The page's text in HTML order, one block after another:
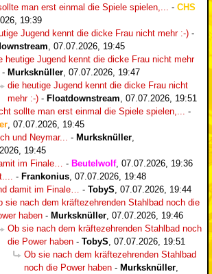
man erst einmal die Spiele spielen,...
- CHS
19:39
Jugend kennt die dicke Frau nicht mehr :-) -
07.07.2026, 19:45
heutige Jugend kennt die dicke Frau nicht mehr
- Murksknüller 07.07.2026, 19:47
die heutige Jugend kennt die dicke Frau nicht
mehr :-) - Floatdownstream 07.07.2026, 19:51
sollte man erst einmal die Spiele spielen,...
-
07.07.2026, 19:45
und Neymar...
- Murksknüller
19:45
im Finale…
- Beutelwolf, 07.07.2026, 19:36
- Frankonius 07.07.2026, 19:48
damit im Finale…
- TobyS 07.07.2026, 19:44
sie nach dem kräftezehrenden Stahlbad noch die
haben - Murksknüller 07.07.2026, 19:46
Ob sie nach dem kräftezehrenden Stahlbad noch
die Power haben - TobyS 07.07.2026, 19:51
Ob sie nach dem kräftezehrenden Stahlbad
noch die Power haben - Murksknüller